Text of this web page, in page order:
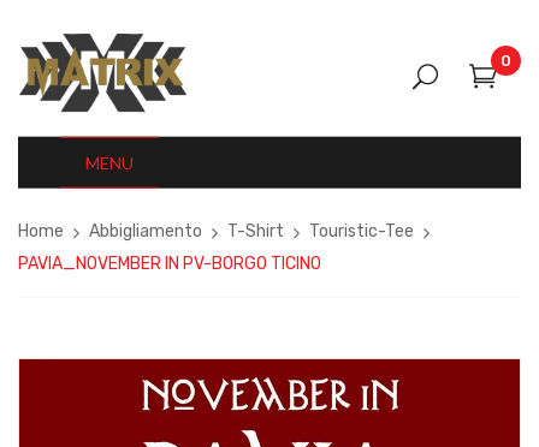
0
MENU
Home Abbigliamento T-Shirt
Touristic-Tee
PAVIA_NOVEMBER IN PV-BORGO TICINO